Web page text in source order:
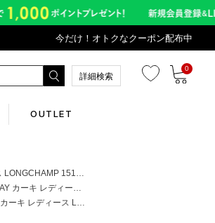
今だけ！オトクなクーポン配布中
詳細検索
0
OUTLET
HSR 892 A4対応
1515 HSR 892 A4対応
1515 HSR 892 A4対応